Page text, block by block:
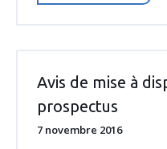
Avis de mise à
prospectus
7 novembre 2016